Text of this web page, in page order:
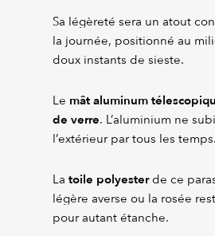
Sa légèreté sera un atout
la journée, positionné au
doux instants de sieste.
Le mât aluminum
de verre. L’aluminium ne
l’extérieur par tous les temps.
La toile polyesterde ce
légère averse ou la rosée
pour autant étanche.